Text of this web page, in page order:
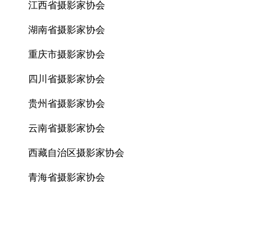
江西省摄影家协会
湖南省摄影家协会
重庆市摄影家协会
四川省摄影家协会
贵州省摄影家协会
云南省摄影家协会
西藏自治区摄影家协会
青海省摄影家协会